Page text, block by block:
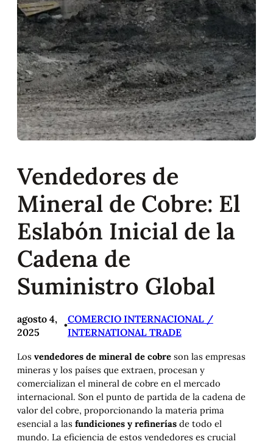
Vendedores de
Mineral de Cobre: El
Eslabón Inicial de la
Cadena de
Suministro Global
agosto 4,
2025
•
COMERCIO INTERNACIONAL /
INTERNATIONAL TRADE
Los vendedores de mineral de cobre son las empresas
mineras y los países que extraen, procesan y
comercializan el mineral de cobre en el mercado
internacional. Son el punto de partida de la cadena de
valor del cobre, proporcionando la materia prima
esencial a las fundiciones y refinerías de todo el
mundo. La eficiencia de estos vendedores es crucial